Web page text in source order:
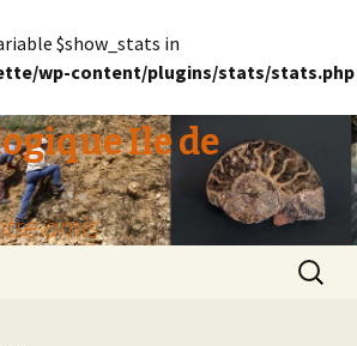
$show_stats in
wp-content/plugins/stats/stats.php
Ile de
amis